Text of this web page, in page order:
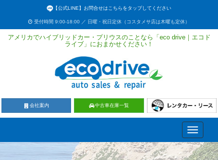
【公式LINE】お問合せはこちらをタップしてください
受付時間 9:00-18:00 ／ 日曜・祝日定休（コスタメサ店は木曜も定休）
アメリカでハイブリッドカー・プリウスのことなら「eco drive｜エコド
ライブ」におまかせください！
会社案内 中古車在庫一覧
Toggle